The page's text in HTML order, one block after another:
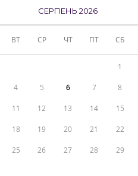
СЕРПЕНЬ 2026
ВТ СР ЧТ ПТ СБ
1
4 5 6 7 8
11 12 13 14 15
18 19 20 21 22
25 26 27 28 29